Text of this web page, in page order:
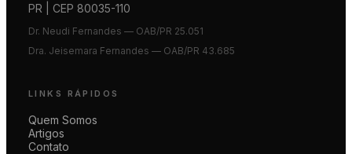
PR | CEP 80035-110
Dr. Neudi Fernandes — OAB/PR 25.051
Dra. Jeisemara Fernandes — OAB/PR 43.685
LINKS RÁPIDOS
Quem Somos
Artigos
Contato